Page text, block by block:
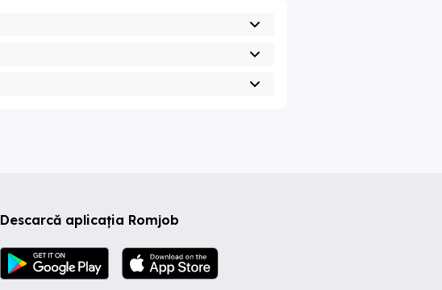
Descarcă aplicația Romjob